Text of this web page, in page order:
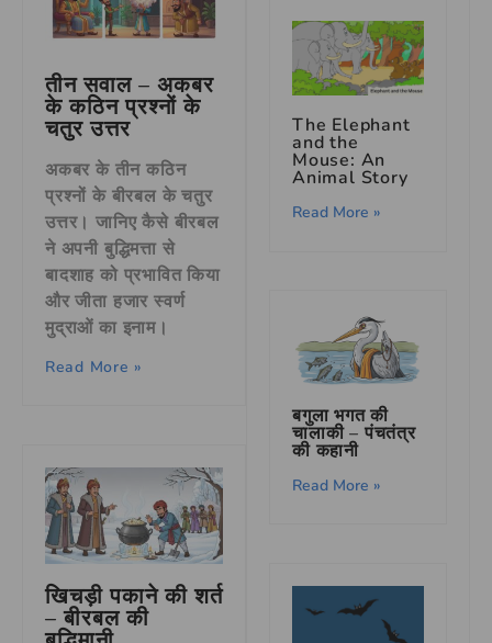
तीन सवाल – अकबर
के कठिन प्रश्नों के
चतुर उत्तर
अकबर के तीन कठिन
प्रश्नों के बीरबल के चतुर
उत्तर। जानिए कैसे बीरबल
ने अपनी बुद्धिमत्ता से
बादशाह को प्रभावित किया
और जीता हजार स्वर्ण
मुद्राओं का इनाम।
Read More »
खिचड़ी पकाने की शर्त
– बीरबल की
The Elephant
and the
Mouse: An
Animal Story
Read More »
बगुला भगत की
चालाकी – पंचतंत्र
की कहानी
Read More »